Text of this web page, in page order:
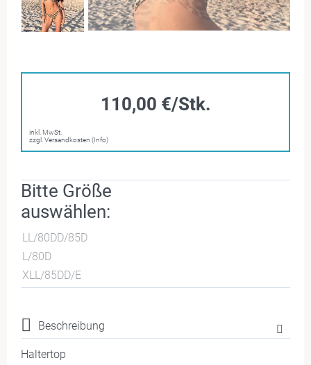
110,00 €/Stk.
inkl. MwSt.
zzgl. Versandkosten (Info)
Bitte Größe
auswählen:
LL/80DD/85D
L/80D
XLL/85DD/E
Beschreibung
Haltertop